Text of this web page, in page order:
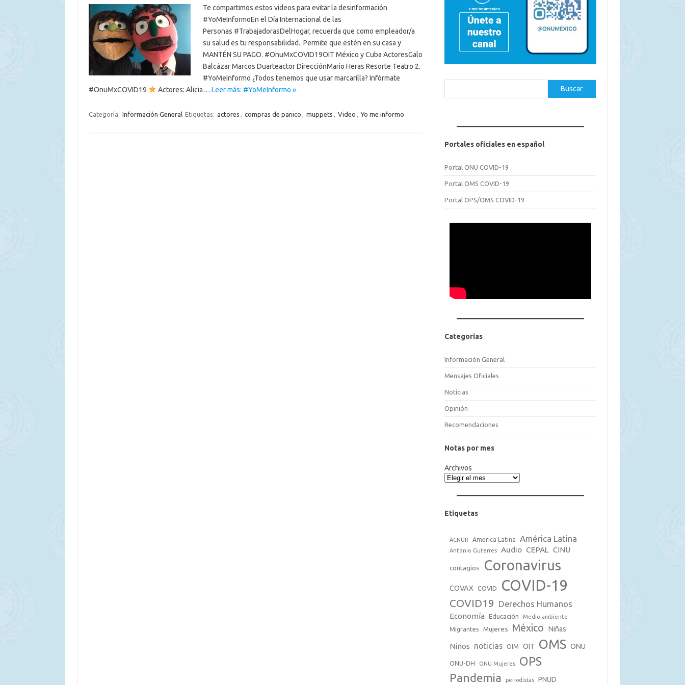
Te compartimos estos videos para evitar la desinformación
#YoMeInformoEn el Día Internacional de las
Personas #TrabajadorasDelHogar, recuerda que como empleador/a
su salud es tu responsabilidad. Permite que estén en su casa y
MANTÉN SU PAGO. #OnuMxCOVID19OIT México y Cuba ActoresGalo
Balcázar Marcos Duarteactor DirecciónMario Heras Resorte Teatro 2.
#YoMeInformo ¿Todos tenemos que usar marcarilla? Infórmate
#OnuMxCOVID19
Actores: Alicia… Leer más: #YoMeInformo »
Categoría: Información General Etiquetas: actores , compras de panico , muppets , Video , Yo me informo
Buscar
Portales oficiales en español
Portal ONU COVID-19
Portal OMS COVID-19
Portal OPS/OMS COVID-19
Categorias
Información General
Mensajes Oficiales
Noticias
Opinión
Recomendaciones
Notas por mes
Archivos
Etiquetas
ACNUR America Latina América Latina
António Guterres Audio CEPAL CINU
contagios Coronavirus
COVAX COVID COVID-19
COVID19 Derechos Humanos
Economía Educación Medio ambiente
Migrantes Mujeres México Niñas
Niños noticias OIM OIT OMS ONU
ONU-DH ONU Mujeres OPS
Pandemia periodistas PNUD